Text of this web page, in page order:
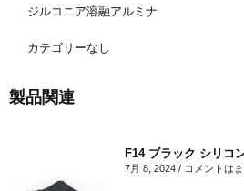
ジルコニア溶融アルミナ
カテゴリーなし
製品関連
F14 ブラック シリコ
7月 8, 2024 コメントは